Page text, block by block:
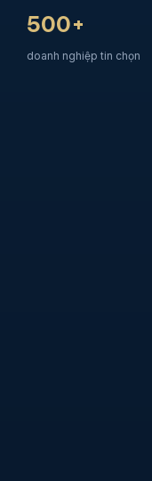
500+
doanh nghiệp tin chọn